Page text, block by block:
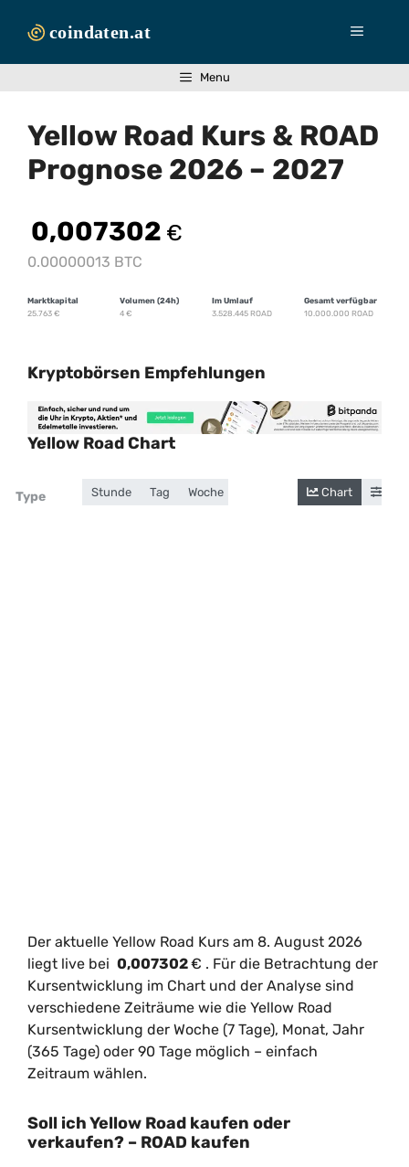
Inhalt
Menü
Menu
Yellow Road Kurs & ROAD
Prognose 2026 – 2027
0,007302 €
0.00000013 BTC
Marktkapital
25.763 €
Volumen (24h)
4 €
Im Umlauf
3.528.445 ROAD
Gesamt verfügbar
10.000.000 ROAD
Kryptobörsen Empfehlungen
Yellow Road Chart
Zoom Stunde Tag Woche Jahr Gesamt
Type Chart
Der aktuelle Yellow Road Kurs am 8. August 2026
liegt live bei 0,007302€ . Für die Betrachtung der
Kursentwicklung im Chart und der Analyse sind
verschiedene Zeiträume wie die Yellow Road
Kursentwicklung der Woche (7 Tage), Monat, Jahr
(365 Tage) oder 90 Tage möglich – einfach
Zeitraum wählen.
Soll ich Yellow Road kaufen oder
verkaufen? – ROAD kaufen